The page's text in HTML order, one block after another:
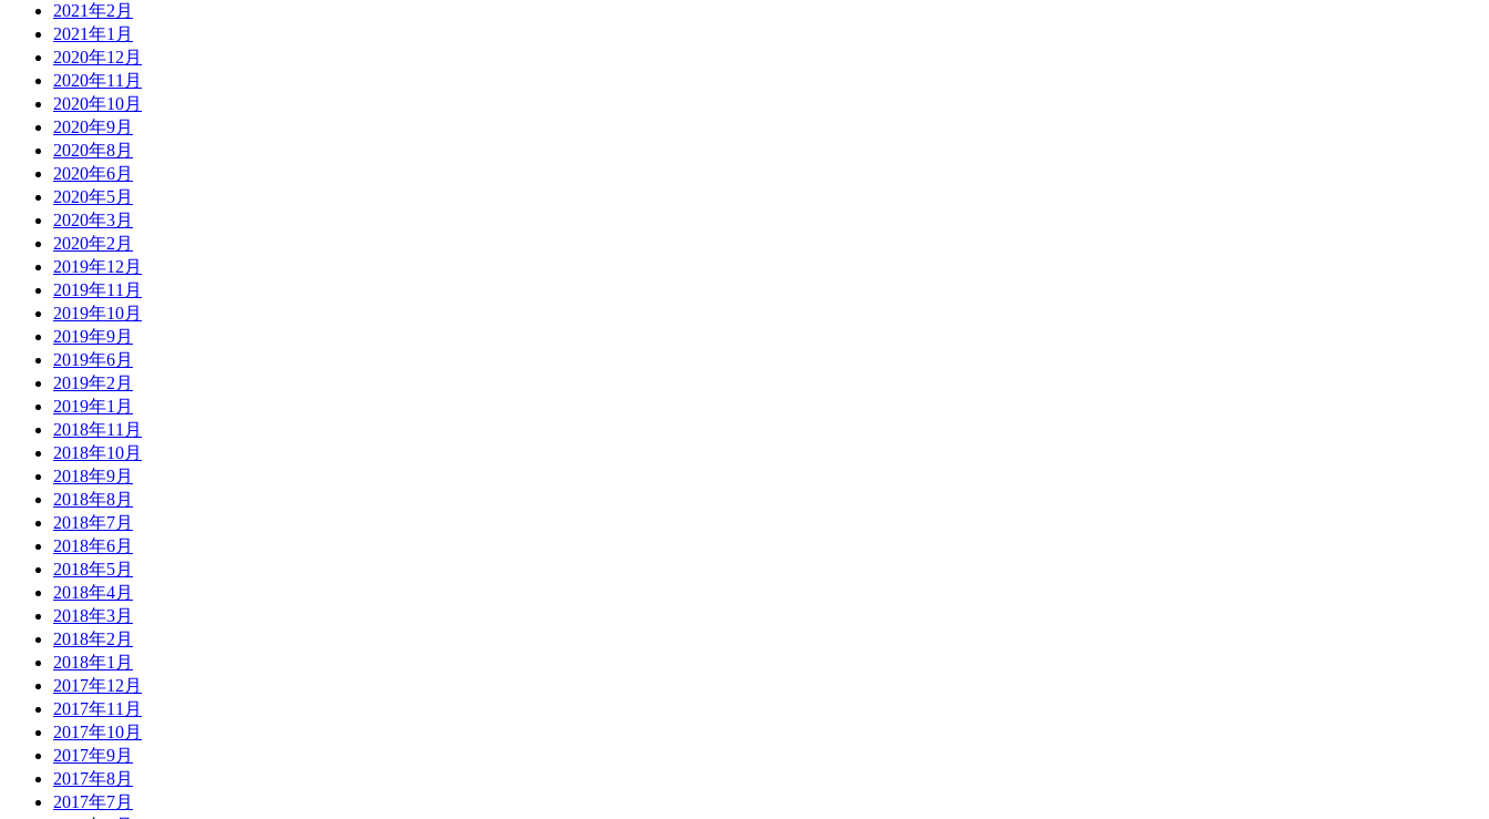
2021年2月
2021年1月
2020年12月
2020年11月
2020年10月
2020年9月
2020年8月
2020年6月
2020年5月
2020年3月
2020年2月
2019年12月
2019年11月
2019年10月
2019年9月
2019年6月
2019年2月
2019年1月
2018年11月
2018年10月
2018年9月
2018年8月
2018年7月
2018年6月
2018年5月
2018年4月
2018年3月
2018年2月
2018年1月
2017年12月
2017年11月
2017年10月
2017年9月
2017年8月
2017年7月